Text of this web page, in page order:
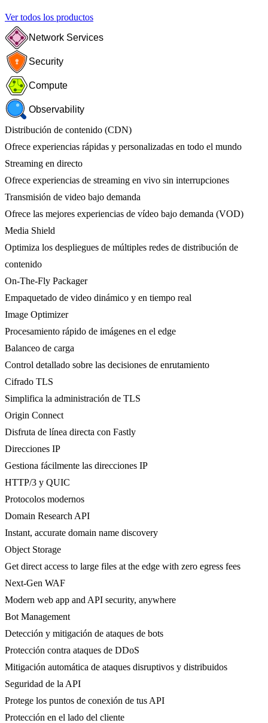
Ver todos los productos
Network Services
Security
Compute
Observability
Distribución de contenido (CDN)
Ofrece experiencias rápidas y personalizadas en todo el mundo
Streaming en directo
Ofrece experiencias de streaming en vivo sin interrupciones
Transmisión de video bajo demanda
Ofrece las mejores experiencias de vídeo bajo demanda (VOD)
Media Shield
Optimiza los despliegues de múltiples redes de distribución de
contenido
On-The-Fly Packager
Empaquetado de video dinámico y en tiempo real
Image Optimizer
Procesamiento rápido de imágenes en el edge
Balanceo de carga
Control detallado sobre las decisiones de enrutamiento
Cifrado TLS
Simplifica la administración de TLS
Origin Connect
Disfruta de línea directa con Fastly
Direcciones IP
Gestiona fácilmente las direcciones IP
HTTP/3 y QUIC
Protocolos modernos
Domain Research API
Instant, accurate domain name discovery
Object Storage
Get direct access to large files at the edge with zero egress fees
Next-Gen WAF
Modern web app and API security, anywhere
Bot Management
Detección y mitigación de ataques de bots
Protección contra ataques de DDoS
Mitigación automática de ataques disruptivos y distribuidos
Seguridad de la API
Protege los puntos de conexión de tus API
Protección en el lado del cliente